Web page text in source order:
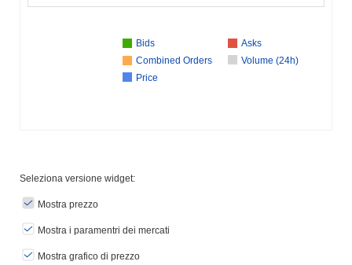
Bids
Asks
Combined Orders
Volume (24h)
Price
Seleziona versione widget:
Mostra prezzo
Mostra i paramentri dei mercati
Mostra grafico di prezzo